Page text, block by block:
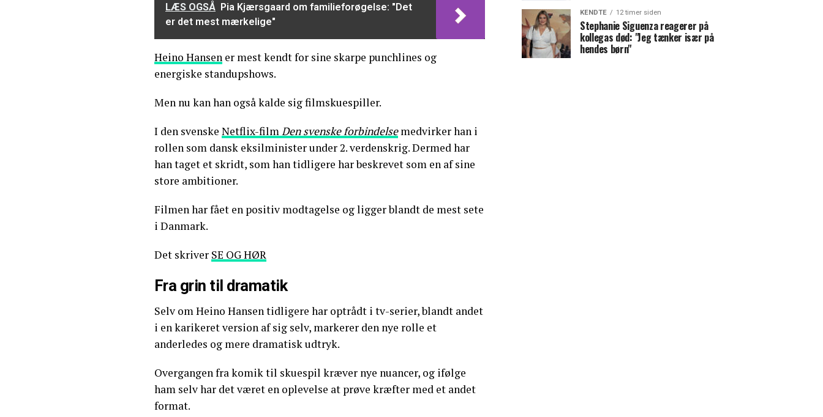
LÆS OGSÅ Pia Kjærsgaard om familieforøgelse: "Det
er det mest mærkelige"
Heino Hansen er mest kendt for sine skarpe punchlines og
energiske standupshows.
Men nu kan han også kalde sig filmskuespiller.
I den svenske Netflix-filmDen svenske forbindelsemedvirker han i
rollen som dansk eksilminister under 2. verdenskrig. Dermed har
han taget et skridt, som han tidligere har beskrevet som en af sine
store ambitioner.
Filmen har fået en positiv modtagelse og ligger blandt de mest sete
i Danmark.
Det skriver SE OG HØR
Fra grin til dramatik
Selv om Heino Hansen tidligere har optrådt i tv-serier, blandt andet
i en karikeret version af sig selv, markerer den nye rolle et
anderledes og mere dramatisk udtryk.
Overgangen fra komik til skuespil kræver nye nuancer, og ifølge
ham selv har det været en oplevelse at prøve kræfter med et andet
format.
KENDTE 12 timer siden
Stephanie Siguenza reagerer på
kollegas død: "Jeg tænker især på
hendes børn"